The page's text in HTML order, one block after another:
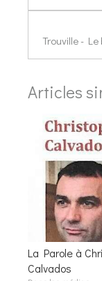
Articles
La Parole à
Calvados